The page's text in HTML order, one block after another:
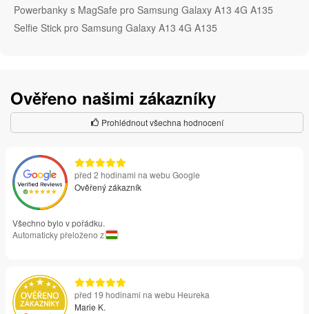
Powerbanky s MagSafe pro Samsung Galaxy A13 4G A135
Selfie Stick pro Samsung Galaxy A13 4G A135
Ověřeno našimi zákazníky
Prohlédnout všechna hodnocení
před 2 hodinami na webu Google
Ověřený zákazník
Všechno bylo v pořádku.
Automaticky přeloženo z
před 19 hodinami na webu Heureka
Marie K.